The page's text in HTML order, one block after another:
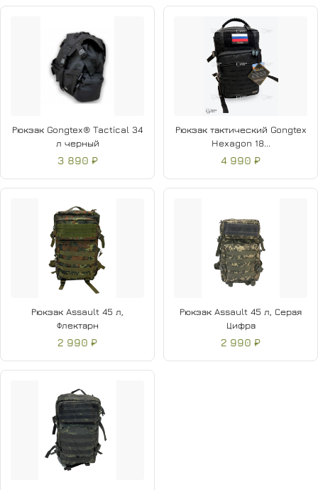
Рюкзак Gongtex® Tactical 34
л черный
3 890 ₽
Рюкзак тактический Gongtex
Hexagon 18...
4 990 ₽
Рюкзак Assault 45 л,
Флектарн
2 990 ₽
Рюкзак Assault 45 л, Серая
Цифра
2 990 ₽